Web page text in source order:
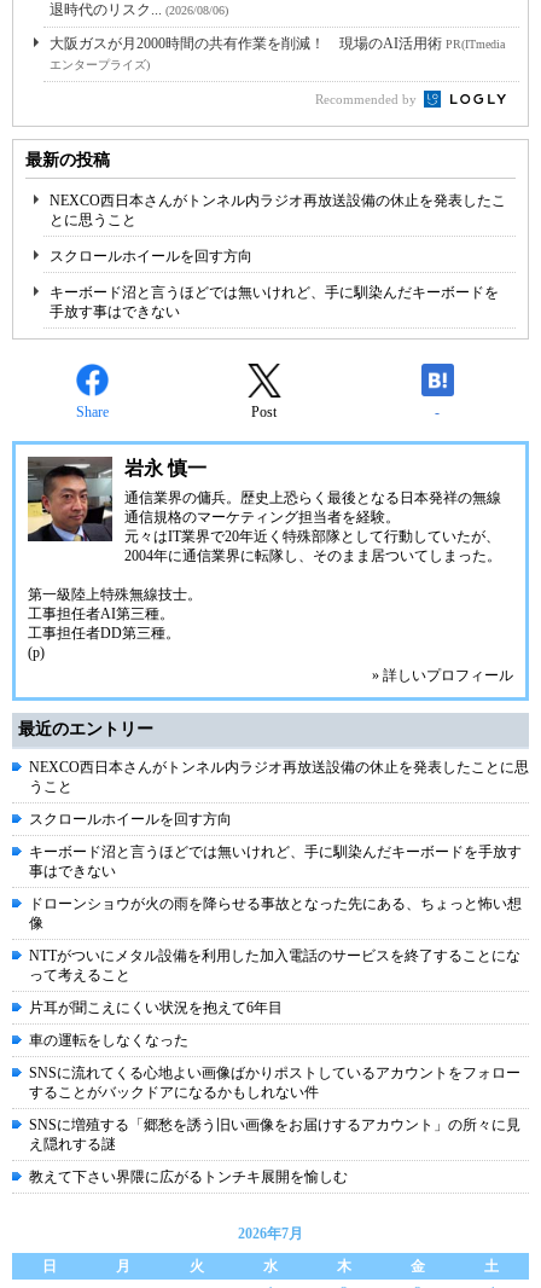
退時代のリスク... (2026/08/06)
大阪ガスが月2000時間の共有作業を削減！ 現場のAI活用術 PR(ITmedia
エンタープライズ)
Recommended by
最新の投稿
NEXCO西日本さんがトンネル内ラジオ再放送設備の休止を発表したこ
とに思うこと
スクロールホイールを回す方向
キーボード沼と言うほどでは無いけれど、手に馴染んだキーボードを
手放す事はできない
Share Post -
岩永 慎一
通信業界の傭兵。歴史上恐らく最後となる日本発祥の無線
通信規格のマーケティング担当者を経験。
元々はIT業界で20年近く特殊部隊として行動していたが、
2004年に通信業界に転隊し、そのまま居ついてしまった。
第一級陸上特殊無線技士。
工事担任者AI第三種。
工事担任者DD第三種。
(p)
» 詳しいプロフィール
最近のエントリー
NEXCO西日本さんがトンネル内ラジオ再放送設備の休止を発表したことに思
うこと
スクロールホイールを回す方向
キーボード沼と言うほどでは無いけれど、手に馴染んだキーボードを手放す
事はできない
ドローンショウが火の雨を降らせる事故となった先にある、ちょっと怖い想
像
NTTがついにメタル設備を利用した加入電話のサービスを終了することにな
って考えること
片耳が聞こえにくい状況を抱えて6年目
車の運転をしなくなった
SNSに流れてくる心地よい画像ばかりポストしているアカウントをフォロー
することがバックドアになるかもしれない件
SNSに増殖する「郷愁を誘う旧い画像をお届けするアカウント」の所々に見
え隠れする謎
教えて下さい界隈に広がるトンチキ展開を愉しむ
2026年7月
日
月 火 水 木 金
土